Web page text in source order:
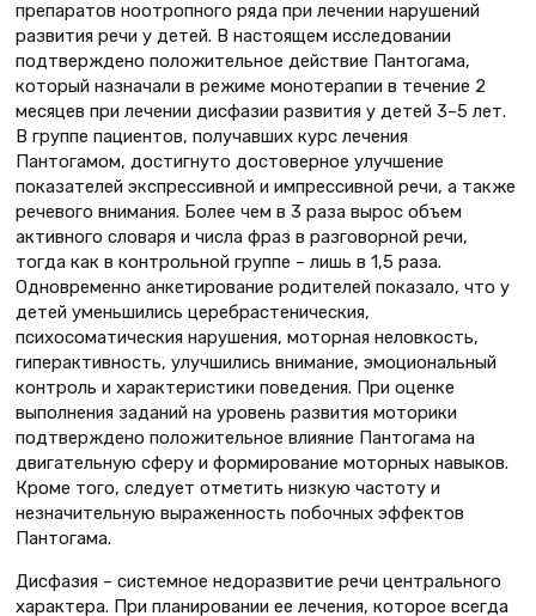
препаратов ноотропного ряда при лечении нарушений
развития речи у детей. В настоящем исследовании
подтверждено положительное действие Пантогама,
который назначали в режиме монотерапии в течение 2
месяцев при лечении дисфазии развития у детей 3–5 лет.
В группе пациентов, получавших курс лечения
Пантогамом, достигнуто достоверное улучшение
показателей экспрессивной и импрессивной речи, а также
речевого внимания. Более чем в 3 раза вырос объем
активного словаря и числа фраз в разговорной речи,
тогда как в контрольной группе – лишь в 1,5 раза.
Одновременно анкетирование родителей показало, что у
детей уменьшились церебрастеническия,
психосоматическия нарушения, моторная неловкость,
гиперактивность, улучшились внимание, эмоциональный
контроль и характеристики поведения. При оценке
выполнения заданий на уровень развития моторики
подтверждено положительное влияние Пантогама на
двигательную сферу и формирование моторных навыков.
Кроме того, следует отметить низкую частоту и
незначительную выраженность побочных эффектов
Пантогама.
Дисфазия – системное недоразвитие речи центрального
характера. При планировании ее лечения, которое всегда